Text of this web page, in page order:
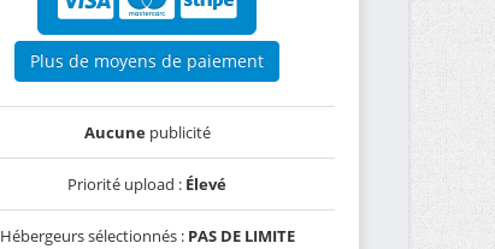
Plus de moyens de paiement
Aucunepublicité
Priorité upload : Élevé
Hébergeurs sélectionnés : PAS DE LIMITE